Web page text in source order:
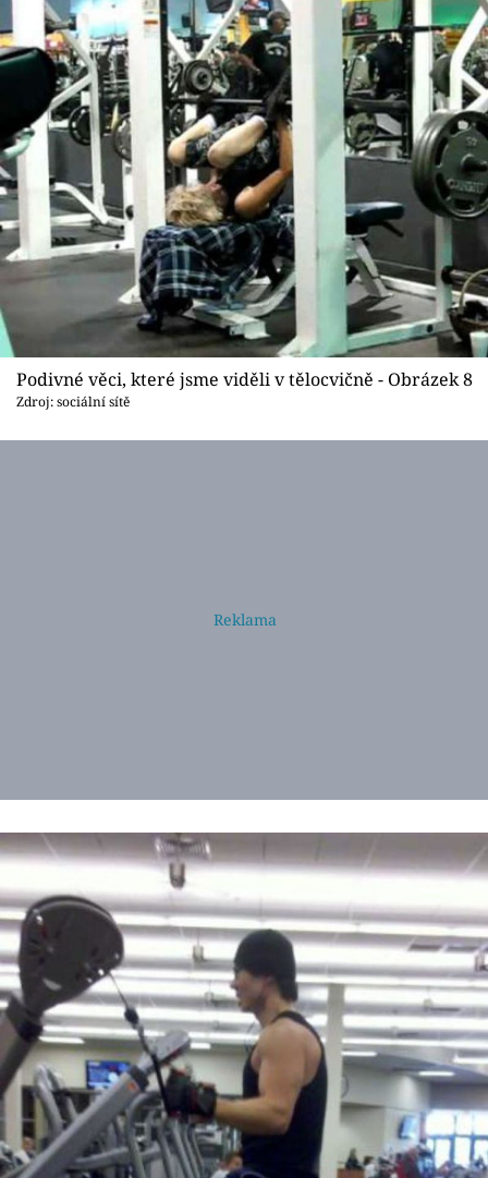
Podivné věci, které jsme viděli v tělocvičně - Obrázek 8
Zdroj: sociální sítě